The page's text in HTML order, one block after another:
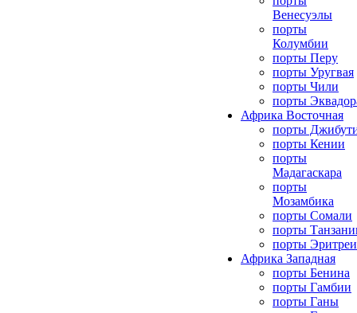
Венесуэлы
порты
Колумбии
порты Перу
порты Уругвая
порты Чили
порты
Африка Восточная
порты
порты Кении
порты
Мадагаскара
порты
Мозамбика
порты Сомали
порты
порты Эритреи
Африка Западная
порты Бенина
порты Гамбии
порты Ганы